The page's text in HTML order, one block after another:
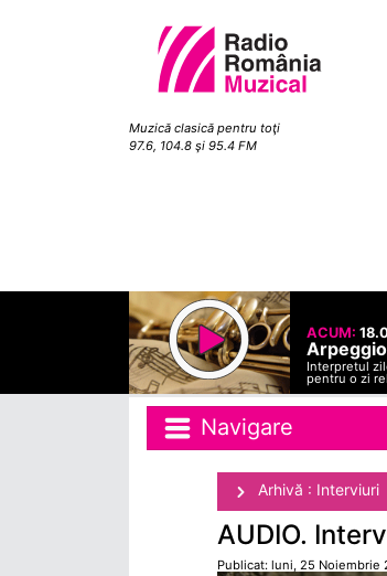
Muzică clasică pentru toţi
97.6, 104.8 şi 95.4 FM
ACUM:
Interpretul
pentru o zi
Navigare
Arhivă : Interviuri
AUDIO.
Publicat: luni, 25 Noiembrie